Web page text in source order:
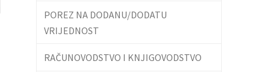
POREZ NA DODANU/DODATU
VRIJEDNOST
RAČUNOVODSTVO I KNJIGOVODSTVO